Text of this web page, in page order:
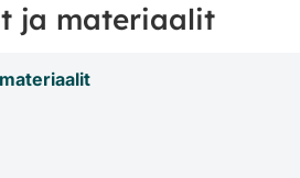
ja materiaalit